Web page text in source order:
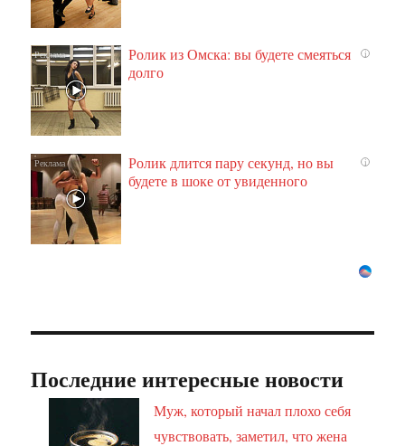
i
Ролик из Омска: вы будете смеяться
долго
i
Ролик длится пару секунд, но вы
будете в шоке от увиденного
Последние интересные новости
Муж, который начал плохо себя
чувствовать, заметил, что жена